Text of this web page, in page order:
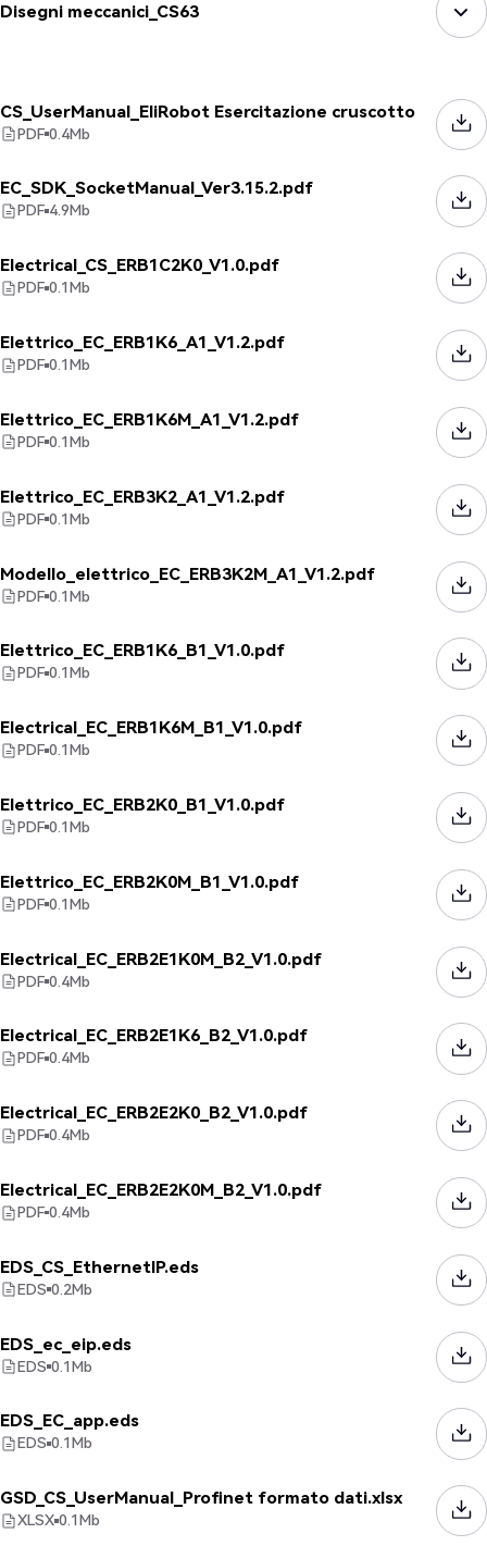
Disegni meccanici_CS63
CS_UserManual_EliRobot Esercitazione cruscotto
PDF 0.4Mb
EC_SDK_SocketManual_Ver3.15.2.pdf
PDF 4.9Mb
Electrical_CS_ERB1C2K0_V1.0.pdf
PDF 0.1Mb
Elettrico_EC_ERB1K6_A1_V1.2.pdf
PDF 0.1Mb
Elettrico_EC_ERB1K6M_A1_V1.2.pdf
PDF 0.1Mb
Elettrico_EC_ERB3K2_A1_V1.2.pdf
PDF 0.1Mb
Modello_elettrico_EC_ERB3K2M_A1_V1.2.pdf
PDF 0.1Mb
Elettrico_EC_ERB1K6_B1_V1.0.pdf
PDF 0.1Mb
Electrical_EC_ERB1K6M_B1_V1.0.pdf
PDF 0.1Mb
Elettrico_EC_ERB2K0_B1_V1.0.pdf
PDF 0.1Mb
Elettrico_EC_ERB2K0M_B1_V1.0.pdf
PDF 0.1Mb
Electrical_EC_ERB2E1K0M_B2_V1.0.pdf
PDF 0.4Mb
Electrical_EC_ERB2E1K6_B2_V1.0.pdf
PDF 0.4Mb
Electrical_EC_ERB2E2K0_B2_V1.0.pdf
PDF 0.4Mb
Electrical_EC_ERB2E2K0M_B2_V1.0.pdf
PDF 0.4Mb
EDS_CS_EthernetIP.eds
EDS 0.2Mb
EDS_ec_eip.eds
EDS 0.1Mb
EDS_EC_app.eds
EDS 0.1Mb
GSD_CS_UserManual_Profinet formato dati.xlsx
XLSX 0.1Mb